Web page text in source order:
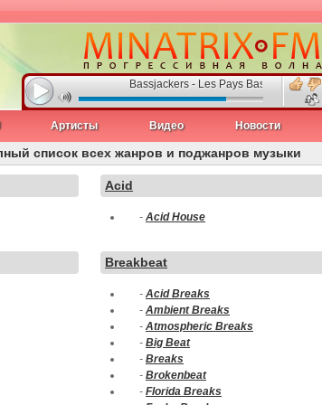
Bassjackers - Les Pays Bass Radio
Артисты Видео Новости
список всех жанров и поджанров музыки
Acid
- Acid House
Breakbeat
- Acid Breaks
- Ambient Breaks
- Atmospheric Breaks
- Big Beat
- Breaks
- Brokenbeat
- Florida Breaks